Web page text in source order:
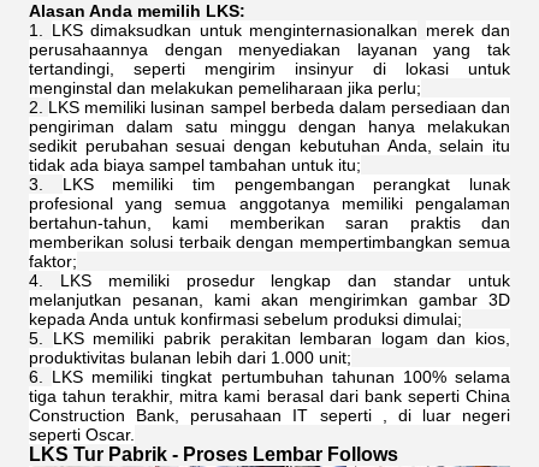
Alasan Anda memilih LKS:
LKS dimaksudkan untuk menginternasionalkan merek dan
perusahaannya dengan menyediakan layanan yang tak
tertandingi, seperti mengirim insinyur di lokasi untuk
menginstal dan melakukan pemeliharaan jika perlu;
LKS memiliki lusinan sampel berbeda dalam persediaan dan
pengiriman dalam satu minggu dengan hanya melakukan
sedikit perubahan sesuai dengan kebutuhan Anda, selain itu
tidak ada biaya sampel tambahan untuk itu;
LKS memiliki tim pengembangan perangkat lunak
profesional yang semua anggotanya memiliki pengalaman
bertahun-tahun, kami memberikan saran praktis dan
memberikan solusi terbaik dengan mempertimbangkan semua
faktor;
LKS memiliki prosedur lengkap dan standar untuk
melanjutkan pesanan, kami akan mengirimkan gambar 3D
kepada Anda untuk konfirmasi sebelum produksi dimulai;
LKS memiliki pabrik perakitan lembaran logam dan kios,
produktivitas bulanan lebih dari 1.000 unit;
LKS memiliki tingkat pertumbuhan tahunan 100% selama
tiga tahun terakhir, mitra kami berasal dari bank seperti China
Construction Bank, perusahaan IT seperti , di luar negeri
seperti Oscar.
LKS Tur Pabrik - Proses Lembar Follows